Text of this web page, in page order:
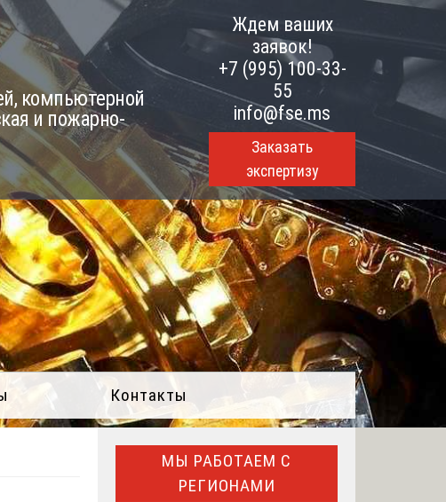
компьютерной
и пожарно-
Ждем ваших
заявок!
+7 (995) 100-33-
55
info@fse.ms
Заказать
экспертизу
Контакты
МЫ РАБОТАЕМ С
РЕГИОНАМИ